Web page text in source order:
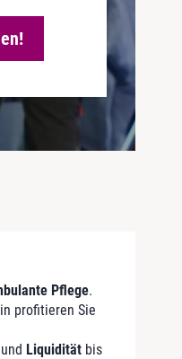
Pflege.
profitieren Sie
und Liquidität bis